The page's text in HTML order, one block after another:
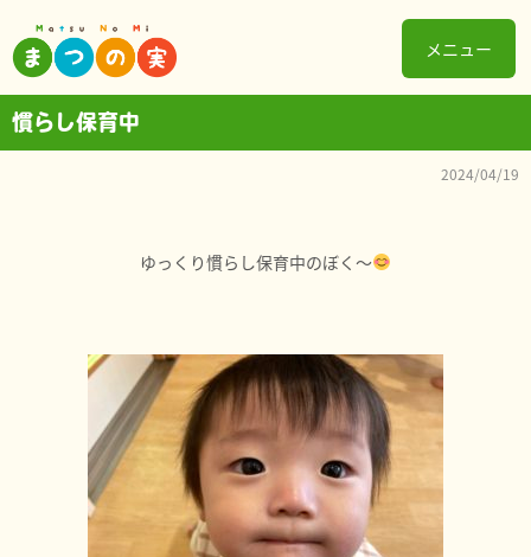
メニュー
慣らし保育中
2024/04/19
ゆっくり慣らし保育中のぼく～